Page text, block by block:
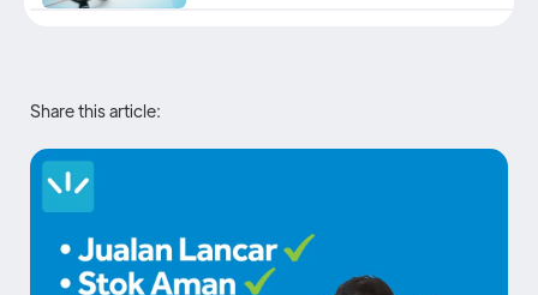
Share this article: